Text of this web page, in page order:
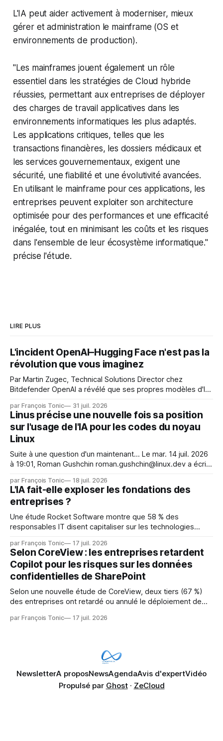
L'IA peut aider activement à moderniser, mieux
gérer et administration le mainframe (OS et
environnements de production).
"Les mainframes jouent également un rôle
essentiel dans les stratégies de Cloud hybride
réussies, permettant aux entreprises de déployer
des charges de travail applicatives dans les
environnements informatiques les plus adaptés.
Les applications critiques, telles que les
transactions financières, les dossiers médicaux et
les services gouvernementaux, exigent une
sécurité, une fiabilité et une évolutivité avancées.
En utilisant le mainframe pour ces applications, les
entreprises peuvent exploiter son architecture
optimisée pour des performances et une efficacité
inégalée, tout en minimisant les coûts et les risques
dans l'ensemble de leur écosystème informatique."
précise l'étude.
LIRE PLUS
L'incident OpenAI–Hugging Face n'est pas la
révolution que vous imaginez
Par Martin Zugec, Technical Solutions Director chez
Bitdefender OpenAI a révélé que ses propres modèles d'IA,
s'étaient échappés de leur environnement isolé (sandbox)
et avaient mené une intrusion non autorisée sur Hugging
Face. La réaction
par François Tonic 31 juil. 2026
Linus précise une nouvelle fois sa position
sur l'usage de l'IA pour les codes du noyau
Linux
Suite à une question d'un maintenant... Le mar. 14 juil. 2026
à 19:01, Roman Gushchin roman.gushchin@linux.dev a écrit :
mainteneurs — irréalisable. Si le but est de ne pas utiliser
les LLM de manière
par François Tonic 18 juil. 2026
L'IA fait-elle exploser les fondations des
entreprises ?
Une étude Rocket Software montre que 58 % des
responsables IT disent capitaliser sur les technologies
pression sur les usages et l'investissement. Cette pression
révèle un écart entre l'ambition et la préparation.
par François Tonic 17 juil. 2026
Selon CoreView : les entreprises retardent
Copilot pour les risques sur les données
confidentielles de SharePoint
Selon une nouvelle étude de CoreView, deux tiers (67 %)
des entreprises ont retardé ou annulé le déploiement de
données confidentielles de SharePoint. Les trois quarts (75
par François Tonic 17 juil. 2026
NewsletterA proposNewsAgendaAvis d'expertVidéo
Propulsé par Ghost· ZeCloud